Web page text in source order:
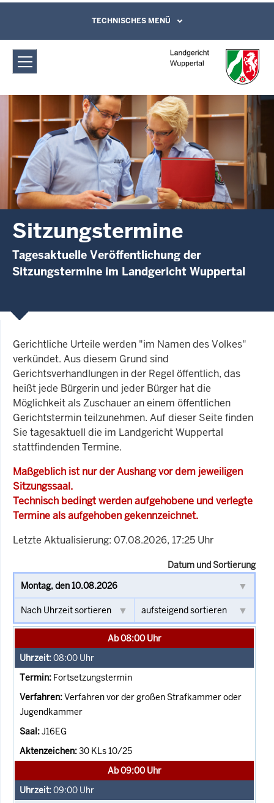
Landgericht Wuppertal:
Sitzungstermine
Direkt zum Inhalt
Leichte Sprache, Gebärdensprachenvideo
und Kontaktformular
TECHNISCHES MENÜ
Sitzungstermine
Tagesaktuelle Veröffentlichung der
Sitzungstermine im Landgericht Wuppertal
Gerichtliche Urteile werden "im Namen des Volkes"
verkündet. Aus diesem Grund sind
Gerichtsverhandlungen in der Regel öffentlich, das
heißt jede Bürgerin und jeder Bürger hat die
Möglichkeit als Zuschauer an einem öffentlichen
Gerichtstermin teilzunehmen. Auf dieser Seite finden
Sie tagesaktuell die im Landgericht Wuppertal
stattfindenden Termine.
Maßgeblich ist nur der Aushang vor dem jeweiligen
Sitzungssaal.
Technisch bedingt werden aufgehobene und verlegte
Termine als aufgehoben gekennzeichnet.
Letzte Aktualisierung: 07.08.2026, 17:25 Uhr
Datum und Sortierung
Ab 08:00 Uhr
08:00 Uhr
Fortsetzungstermin
Verfahren vor der großen Strafkammer oder
Jugendkammer
J16EG
30 KLs 10/25
Ab 09:00 Uhr
09:00 Uhr